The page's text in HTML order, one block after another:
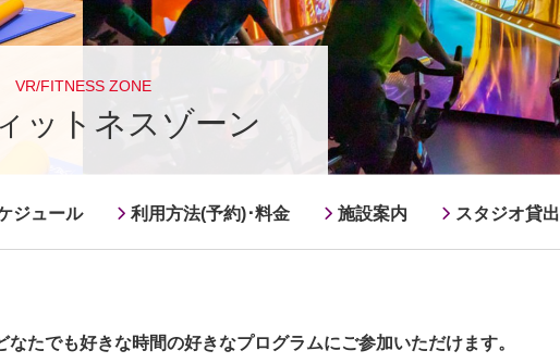
VR/FITNESS ZONE
ットネスゾーン
ジュール 利用方法(予約)･料金 施設案内 スタジオ貸出
たでも好きな時間の好きなプログラムにご参加いただけます。